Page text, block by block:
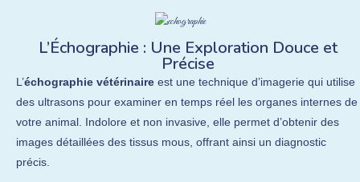
L’Échographie : Une Exploration Douce et
Précise
L’échographie vétérinaire est une technique d’imagerie qui utilise
des ultrasons pour examiner en temps réel les organes internes de
votre animal. Indolore et non invasive, elle permet d’obtenir des
images détaillées des tissus mous, offrant ainsi un diagnostic
précis.